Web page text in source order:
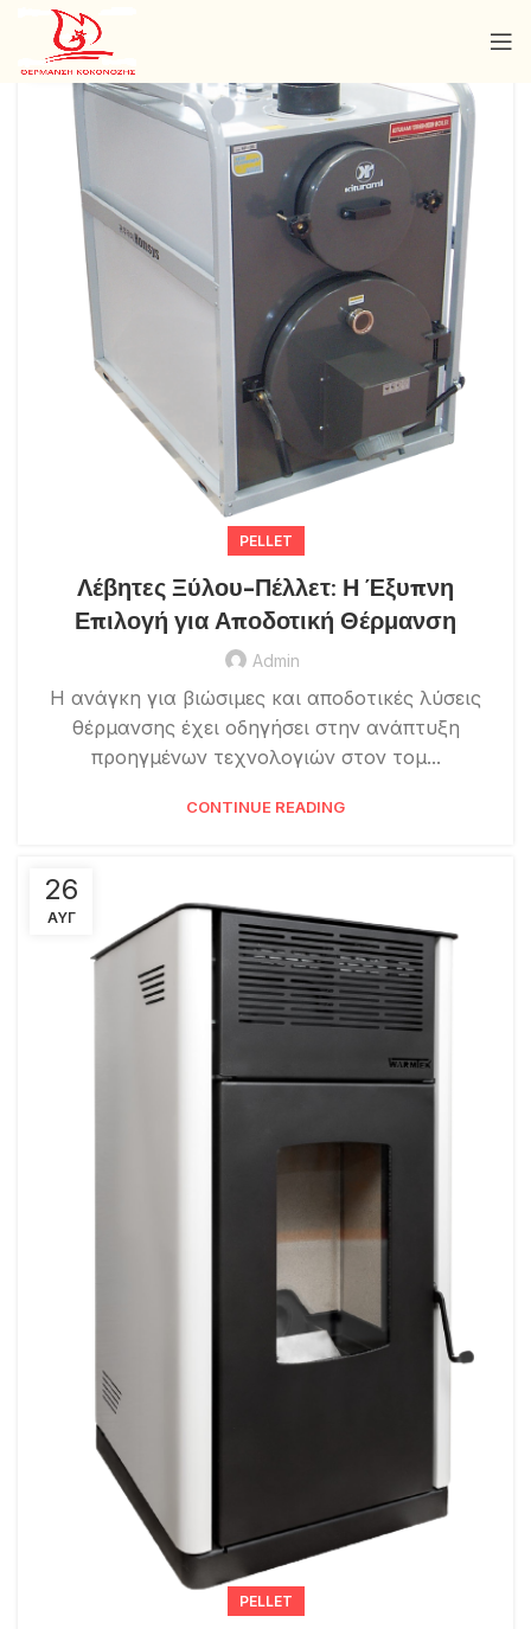
26
ΑΥΓ
PELLET
Λέβητες Ξύλου-Πέλλετ: Η Έξυπνη
Επιλογή για Αποδοτική Θέρμανση
Admin
Η ανάγκη για βιώσιμες και αποδοτικές λύσεις
θέρμανσης έχει οδηγήσει στην ανάπτυξη
προηγμένων τεχνολογιών στον τομ...
CONTINUE READING
26
ΑΥΓ
PELLET